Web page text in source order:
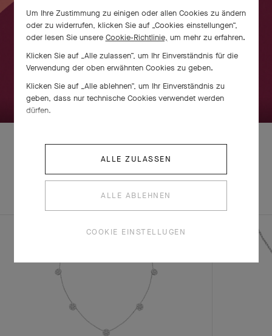
ZUM ENTDECKEN BITTE WISCHEN
KOMPLETTES
ENTDECKEN SIE
KREATIONEN
Um Ihre Zustimmung zu einigen oder allen Cookies zu ändern
oder zu widerrufen, klicken Sie auf „Cookies einstellungen“,
oder lesen Sie unsere Cookie-Richtlinie, um mehr zu erfahren.
Klicken Sie auf „Alle zulassen“, um Ihr Einverständnis für die
Verwendung der oben erwähnten Cookies zu geben.
Klicken Sie auf „Alle ablehnen“, um Ihr Einverständnis zu
geben, dass nur technische Cookies verwendet werden
dürfen.
ALLE ZULASSEN
ALLE ABLEHNEN
COOKIE EINSTELLUGEN